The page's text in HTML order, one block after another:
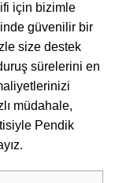
için bizimle
güvenilir bir
size destek
sürelerini en
müdahale,
Pendik